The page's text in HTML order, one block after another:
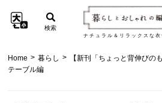
ナチュラル＆リラックスな衣
検索
Home > 暮らし >
【新刊「ちょっと背伸び
テーブル編